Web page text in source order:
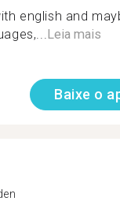
english and
Leia mais
Baixe o